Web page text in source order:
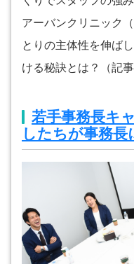
アーバンクリニック
とりの主体性を伸ば
ける秘訣とは？（記
若手事務長キ
したちが事務長